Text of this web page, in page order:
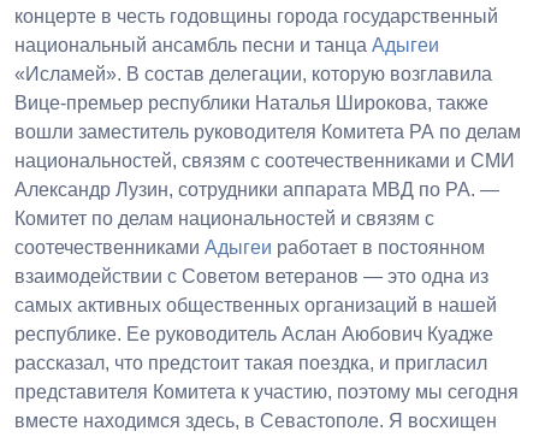
концерте в честь годовщины города государственный
национальный ансамбль песни и танца Адыгеи
«Исламей». В состав делегации, которую возглавила
Вице-премьер республики Наталья Широкова, также
вошли заместитель руководителя Комитета РА по делам
национальностей, связям с соотечественниками и СМИ
Александр Лузин, сотрудники аппарата МВД по РА. —
Комитет по делам национальностей и связям с
соотечественниками Адыгеи работает в постоянном
взаимодействии с Советом ветеранов — это одна из
самых активных общественных организаций в нашей
республике. Ее руководитель Аслан Аюбович Куадже
рассказал, что предстоит такая поездка, и пригласил
представителя Комитета к участию, поэтому мы сегодня
вместе находимся здесь, в Севастополе. Я восхищен